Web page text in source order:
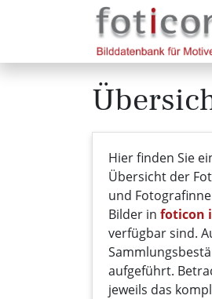
Hier finden Sie
Übersicht der
und
Bilder in foticon
verfügbar sind.
aufgeführt.
jeweils das